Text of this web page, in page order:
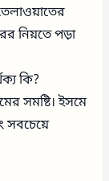
নিয়তে পড়া
কি?
সমষ্টি। ইসমে
সবচেয়ে